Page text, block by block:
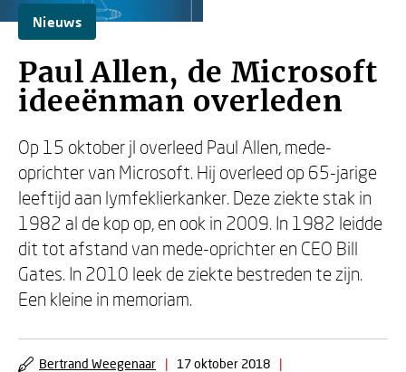
Nieuws
Paul Allen, de Microsoft
ideeënman overleden
Op 15 oktober jl overleed Paul Allen, mede-
oprichter van Microsoft. Hij overleed op 65-jarige
leeftijd aan lymfeklierkanker. Deze ziekte stak in
1982 al de kop op, en ook in 2009. In 1982 leidde
dit tot afstand van mede-oprichter en CEO Bill
Gates. In 2010 leek de ziekte bestreden te zijn.
Een kleine in memoriam.
Bertrand Weegenaar | 17 oktober 2018
|